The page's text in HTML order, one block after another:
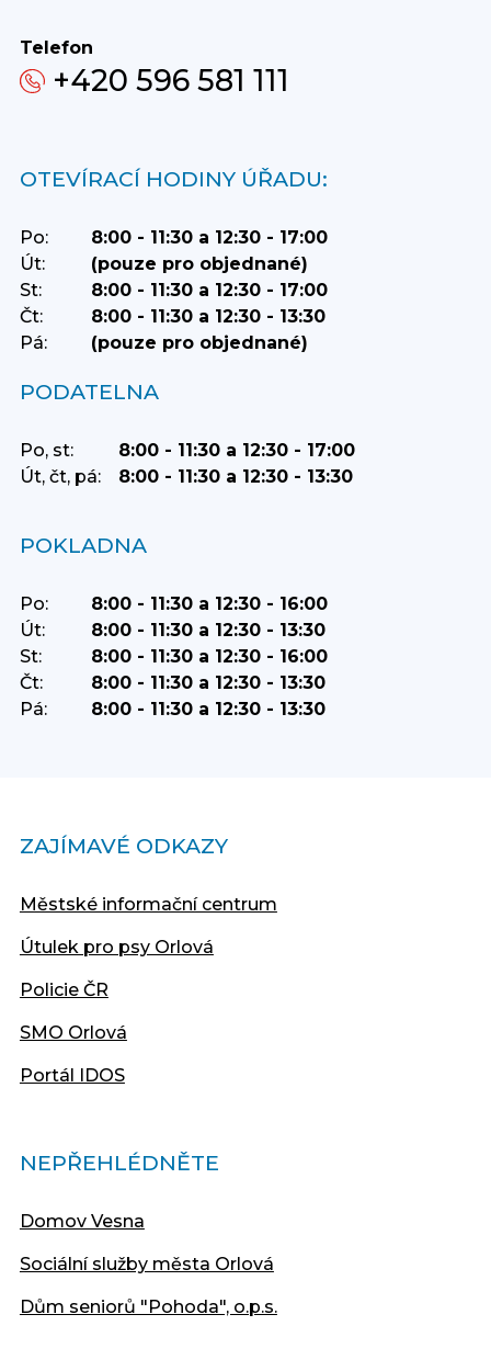
Telefon
+420 596 581 111
OTEVÍRACÍ HODINY ÚŘADU:
Po:
8:00 - 11:30 a 12:30 - 17:00
Út:
(pouze pro objednané)
St:
8:00 - 11:30 a 12:30 - 17:00
Čt:
8:00 - 11:30 a 12:30 - 13:30
Pá:
(pouze pro objednané)
PODATELNA
Po, st:
8:00 - 11:30 a 12:30 - 17:00
Út, čt, pá:
8:00 - 11:30 a 12:30 - 13:30
POKLADNA
Po:
8:00 - 11:30 a 12:30 - 16:00
Út:
8:00 - 11:30 a 12:30 - 13:30
St:
8:00 - 11:30 a 12:30 - 16:00
Čt:
8:00 - 11:30 a 12:30 - 13:30
Pá:
8:00 - 11:30 a 12:30 - 13:30
ZAJÍMAVÉ ODKAZY
Městské informační centrum
Útulek pro psy Orlová
Policie ČR
SMO Orlová
Portál IDOS
NEPŘEHLÉDNĚTE
Domov Vesna
Sociální služby města Orlová
Dům seniorů "Pohoda", o.p.s.